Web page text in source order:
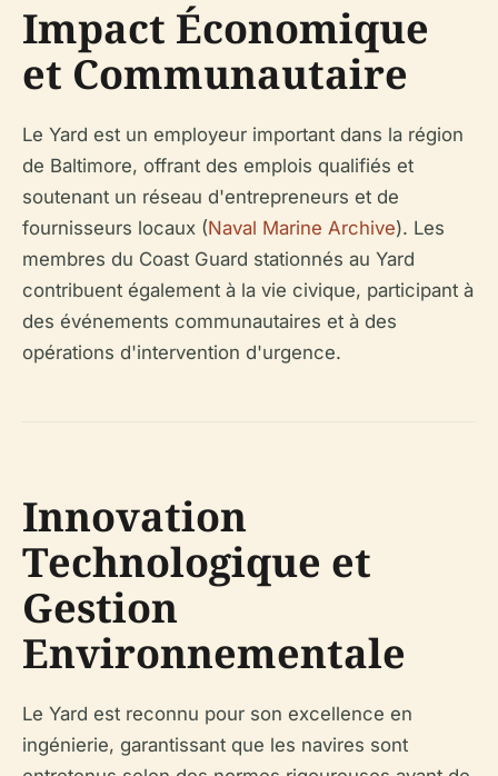
Impact Économique
et Communautaire
Le Yard est un employeur important dans la région
de Baltimore, offrant des emplois qualifiés et
soutenant un réseau d'entrepreneurs et de
fournisseurs locaux (Naval Marine Archive). Les
membres du Coast Guard stationnés au Yard
contribuent également à la vie civique, participant à
des événements communautaires et à des
opérations d'intervention d'urgence.
Innovation
Technologique et
Gestion
Environnementale
Le Yard est reconnu pour son excellence en
ingénierie, garantissant que les navires sont